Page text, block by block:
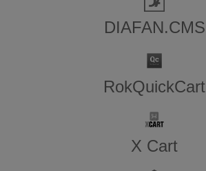
DIAFAN.CMS
RokQuickCart
X Cart